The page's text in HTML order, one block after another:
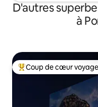
D'autres
à
Coup de cœur
Coup de cœur